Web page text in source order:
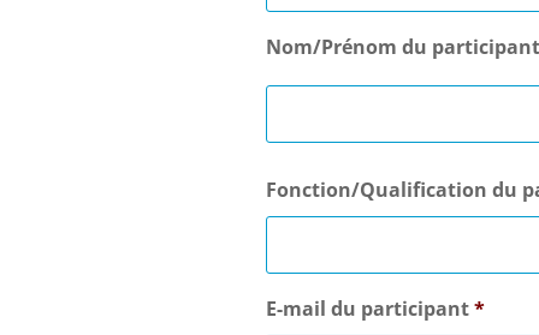
Nom/Prénom du participant
Fonction/Qualification du
E-mail du participant *